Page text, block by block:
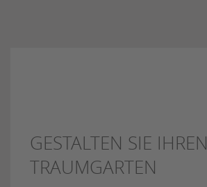
GESTALTEN SIE IHREN
TRAUMGARTEN